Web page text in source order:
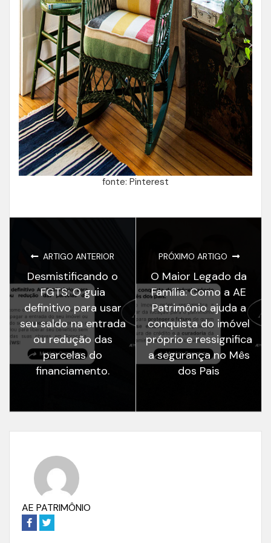
fonte: Pinterest
ARTIGO ANTERIOR
Desmistificando o
FGTS: O guia
definitivo para usar
seu saldo na entrada
ou redução das
parcelas do
financiamento.
PRÓXIMO ARTIGO
O Maior Legado da
Família: Como a AE
Patrimônio ajuda a
conquista do imóvel
próprio e ressignifica
a segurança no Mês
dos Pais
AE PATRIMÔNIO